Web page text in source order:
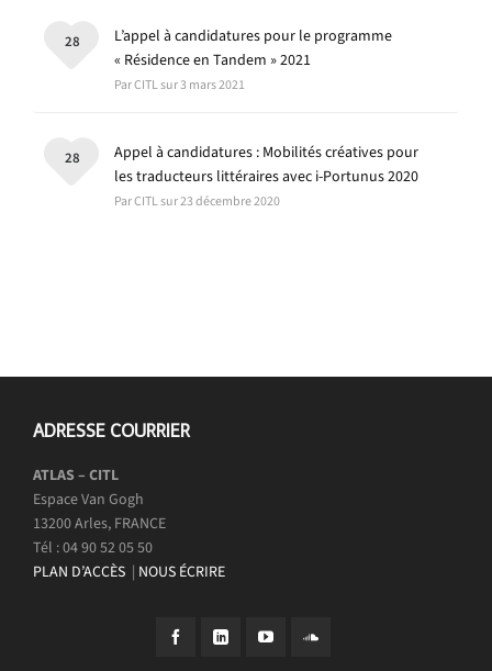
L’appel à candidatures pour le programme
« Résidence en Tandem » 2021
Par CITL sur 3 mars 2021
28
Appel à candidatures : Mobilités créatives pour
les traducteurs littéraires avec i-Portunus 2020
Par CITL sur 23 décembre 2020
28
ADRESSE COURRIER
ATLAS – CITL
Espace Van Gogh
13200 Arles, FRANCE
Tél : 04 90 52 05 50
PLAN D’ACCÈS | NOUS ÉCRIRE